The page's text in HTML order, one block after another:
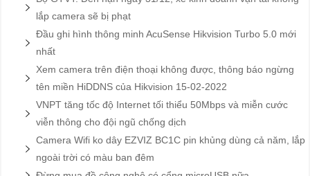
lắp camera sẽ bị phạt
Đầu ghi hình thông minh AcuSense Hikvision Turbo 5.0 mới
nhất
Xem camera trên điện thoại không được, thông báo ngừng
tên miền HiDDNS của Hikvision 15-02-2022
VNPT tăng tốc độ Internet tối thiểu 50Mbps và miễn cước
viễn thông cho đội ngũ chống dịch
Camera Wifi ko dây EZVIZ BC1C pin khủng dùng cả năm, lắp
ngoài trời có màu ban đêm